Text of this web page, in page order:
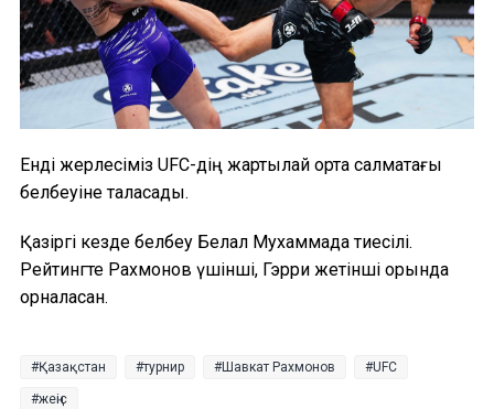
Енді жерлесіміз UFC-дің жартылай орта салмақтағы
белбеуіне таласады.
Қазіргі кезде белбеу Белал Мухаммадқа тиесілі.
Рейтингте Рахмонов үшінші, Гэрри жетінші орында
орналасқан.
Қазақстан турнир Шавкат Рахмонов UFC
жеңіс